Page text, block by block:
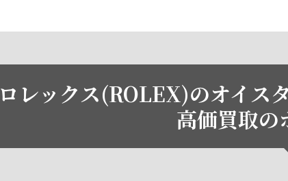
ロレックス(ROLEX)のオイス
高価買取の